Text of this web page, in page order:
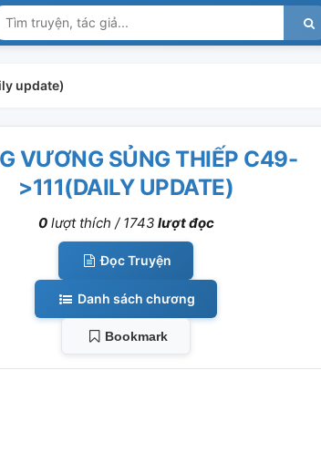
update)
VƯƠNG SỦNG THIẾP C49-
>111(DAILY UPDATE)
0lượt thích / 1743 lượt đọc
Đọc Truyện
Danh sách chương
Bookmark